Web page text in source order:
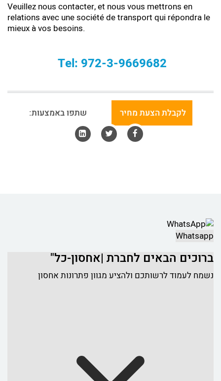
Veuillez nous contacter, et nous vous mettrons en
relations avec une société de transport qui répondra le
mieux à vos besoins.
Tel: 972-3-9669682
לקבלת הצעת מחיר שתפו באמצעות:
Whatsapp
ברוכים הבאים לחברת |אחסון-כל"
נשמח לעמוד לרשותכם ולהציע מגוון פתרונות אחסון